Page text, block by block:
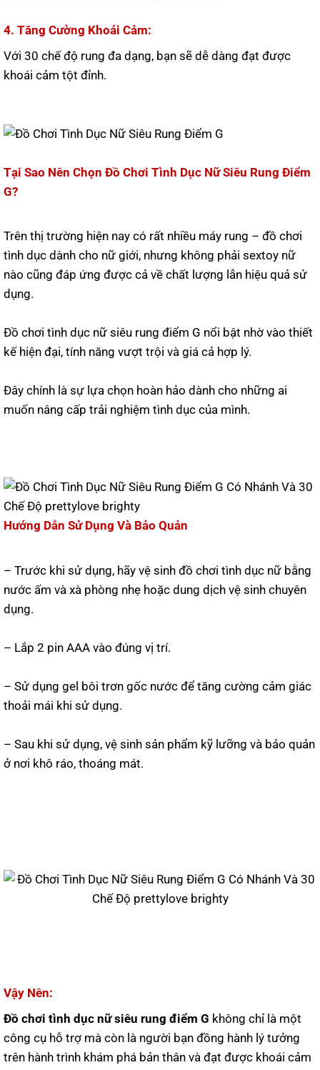
4. Tăng Cường Khoái Cảm:
Với 30 chế độ rung đa dạng, bạn sẽ dễ dàng đạt được
khoái cảm tột đỉnh.
Tại Sao Nên Chọn Đồ Chơi Tình Dục Nữ Siêu Rung Điểm
G?
Trên thị trường hiện nay có rất nhiều máy rung – đồ chơi
tình dục dành cho nữ giới, nhưng không phải sextoy nữ
nào cũng đáp ứng được cả về chất lượng lẫn hiệu quả sử
dụng.
Đồ chơi tình dục nữ siêu rung điểm G nổi bật nhờ vào thiết
kế hiện đại, tính năng vượt trội và giá cả hợp lý.
Đây chính là sự lựa chọn hoàn hảo dành cho những ai
muốn nâng cấp trải nghiệm tình dục của mình.
Hướng Dẫn Sử Dụng Và Bảo Quản
– Trước khi sử dụng, hãy vệ sinh đồ chơi tình dục nữ bằng
nước ấm và xà phòng nhẹ hoặc dung dịch vệ sinh chuyên
dụng.
– Lắp 2 pin AAA vào đúng vị trí.
– Sử dụng gel bôi trơn gốc nước để tăng cường cảm giác
thoải mái khi sử dụng.
– Sau khi sử dụng, vệ sinh sản phẩm kỹ lưỡng và bảo quản
ở nơi khô ráo, thoáng mát.
Vậy Nên:
Đồ chơi tình dục nữ siêu rung điểm G không chỉ là một
công cụ hỗ trợ mà còn là người bạn đồng hành lý tưởng
trên hành trình khám phá bản thân và đạt được khoái cảm